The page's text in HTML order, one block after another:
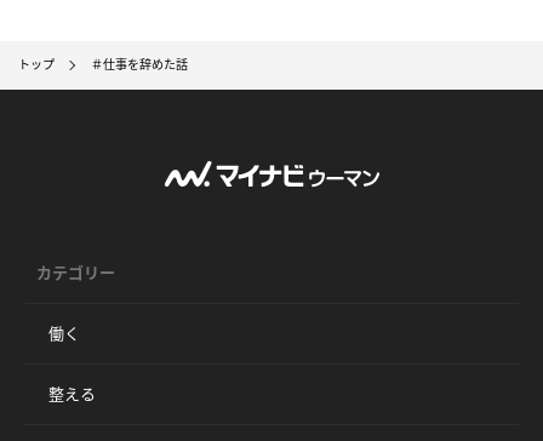
トップ ＃仕事を辞めた話
カテゴリー
働く
整える